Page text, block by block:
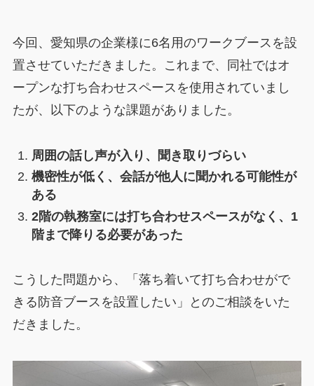
今回、愛知県の企業様に6名用のワークブースを設
置させていただきました。これまで、同社ではオ
ープンな打ち合わせスペースを使用されていまし
たが、以下のような課題がありました。
周囲の話し声が入り、聞き取りづらい
機密性が低く、会話が他人に聞かれる可能性が
ある
2階の執務室には打ち合わせスペースがなく、1
階まで降りる必要があった
こうした問題から、「落ち着いて打ち合わせがで
きる防音ブースを設置したい」とのご相談をいた
だきました。